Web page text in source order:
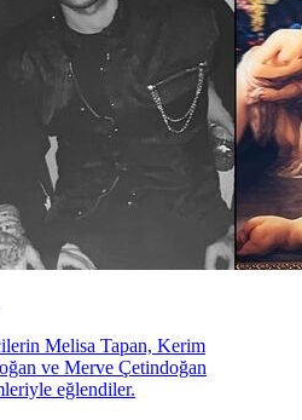
Melisa Tapan, Kerim
ve Merve Çetindoğan
eğlendiler.